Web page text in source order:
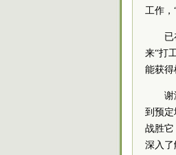
工作，
已
来“打
能获得
谢
到预
战胜它
深入了